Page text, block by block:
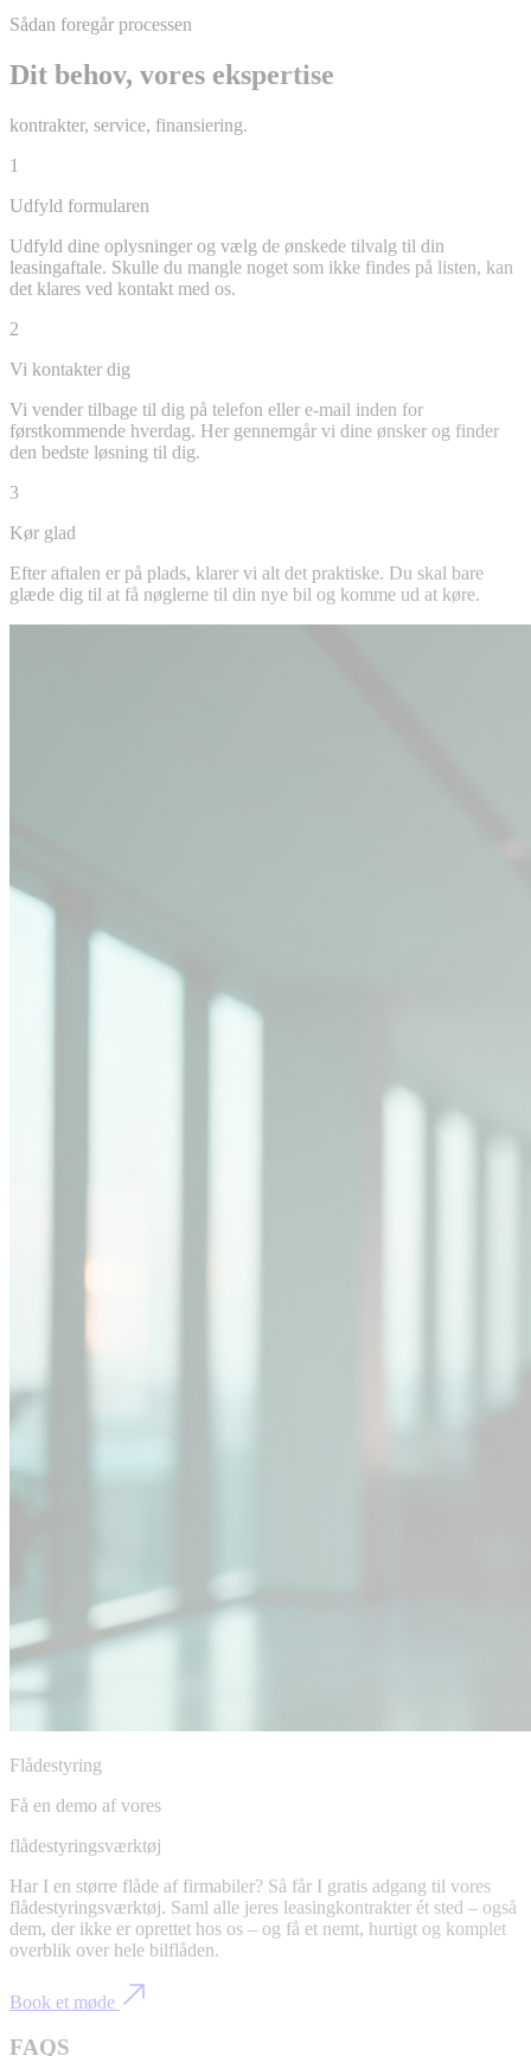
Sådan foregår processen
Dit behov, vores ekspertise
kontrakter, service, finansiering.
1
Udfyld formularen
Udfyld dine oplysninger og vælg de ønskede tilvalg til din
leasingaftale. Skulle du mangle noget som ikke findes på listen, kan
det klares ved kontakt med os.
2
Vi kontakter dig
Vi vender tilbage til dig på telefon eller e-mail inden for
førstkommende hverdag. Her gennemgår vi dine ønsker og finder
den bedste løsning til dig.
3
Kør glad
Efter aftalen er på plads, klarer vi alt det praktiske. Du skal bare
glæde dig til at få nøglerne til din nye bil og komme ud at køre.
Flådestyring
Få en demo af vores
flådestyringsværktøj
Har I en større flåde af firmabiler? Så får I gratis adgang til vores
flådestyringsværktøj. Saml alle jeres leasingkontrakter ét sted – også
dem, der ikke er oprettet hos os – og få et nemt, hurtigt og komplet
overblik over hele bilflåden.
Book et møde
FAQS